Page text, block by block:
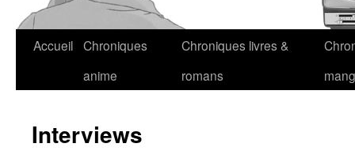
Accueil Chroniques
anime
Chroniques livres &
romans
Interviews